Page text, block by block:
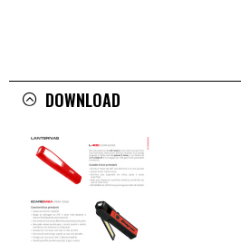
DOWNLOAD